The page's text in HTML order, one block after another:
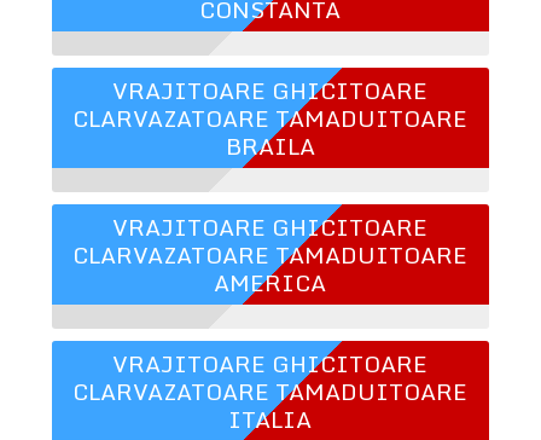
CONSTANTA
VRAJITOARE GHICITOARE
CLARVAZATOARE TAMADUITOARE
BRAILA
VRAJITOARE GHICITOARE
CLARVAZATOARE TAMADUITOARE
AMERICA
VRAJITOARE GHICITOARE
CLARVAZATOARE TAMADUITOARE
ITALIA